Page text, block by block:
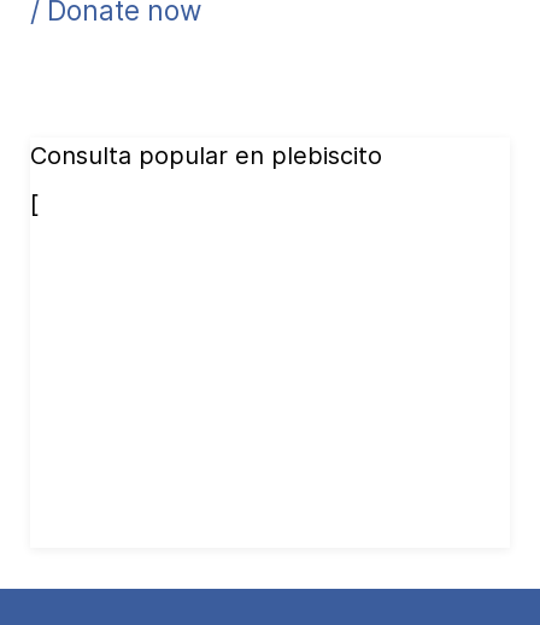
/ Donate now
Consulta popular en plebiscito
[